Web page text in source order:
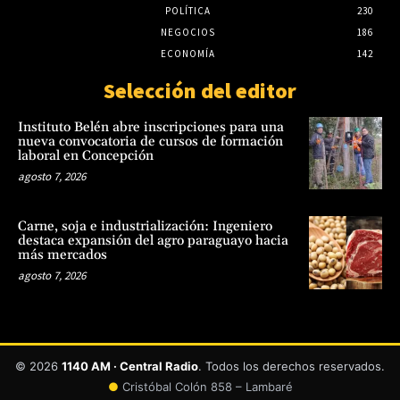
POLÍTICA
230
NEGOCIOS
186
ECONOMÍA
142
Selección del editor
Instituto Belén abre inscripciones para una
nueva convocatoria de cursos de formación
laboral en Concepción
agosto 7, 2026
Carne, soja e industrialización: Ingeniero
destaca expansión del agro paraguayo hacia
más mercados
agosto 7, 2026
© 2026 1140 AM · Central Radio. Todos los derechos reservados.
● Cristóbal Colón 858 – Lambaré